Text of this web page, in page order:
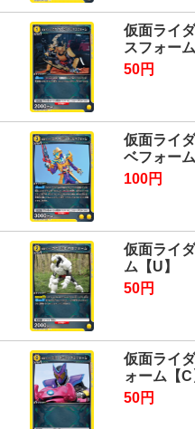
仮面ライ
スフォーム
50円
仮面ライ
ベフォーム
100円
仮面ライ
ム【U】
50円
仮面ライ
ォーム【C
50円